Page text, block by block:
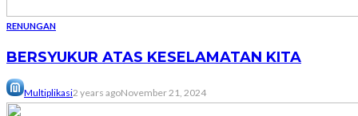
RENUNGAN
BERSYUKUR ATAS KESELAMATAN KITA
Multiplikasi2 years agoNovember 21, 2024